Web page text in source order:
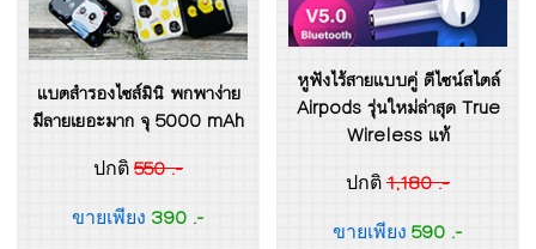
แบตสำรองไซส์มินิ พกพาง่าย
มีลายเยอะมาก จุ 5000 mAh
ปกติ 550 .-
ขายเพียง 390 .-
หูฟังไร้สายแบบคู่ ดีไซน์สไตล์
Airpods รุ่นใหม่ล่าสุด True
Wireless แท้
ปกติ 1,180 .-
ขายเพียง 590 .-